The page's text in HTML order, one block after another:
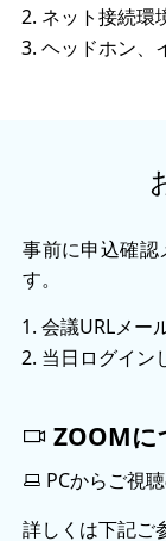
ネット接続環
ヘッドホン、
事前に申込確認
す。
会議URLメー
当日ログイン
ZOOMに
PCからご視
詳しくは下記ご